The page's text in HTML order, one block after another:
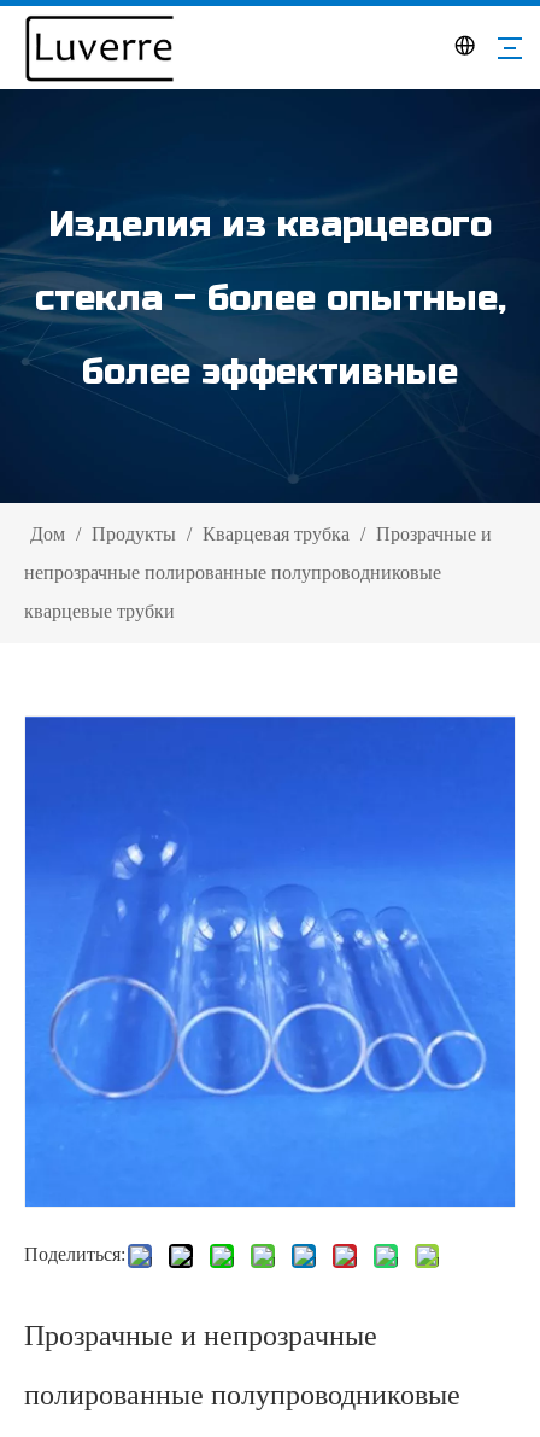
Изделия из кварцевого
стекла – более опытные,
более эффективные
Дом / Продукты / Кварцевая трубка / Прозрачные и
непрозрачные полированные полупроводниковые
кварцевые трубки
Поделиться:
Прозрачные и непрозрачные
полированные полупроводниковые